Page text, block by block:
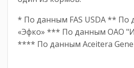
* По данным FAS USDA **
«Эфко» *** По данным ОАО
**** По данным Aceitera